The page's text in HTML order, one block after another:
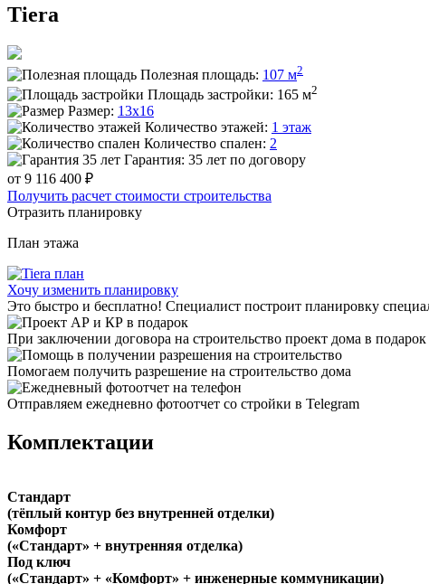
Tiera
Полезная площадь: 107 м2
Площадь застройки: 165 м2
Размер: 13x16
Количество этажей: 1 этаж
Количество спален: 2
Гарантия: 35 лет по договору
от 9 116 400 ₽
Получить расчет стоимости строительства
Отразить планировку
План этажа
Хочу изменить планировку
Это быстро и бесплатно! Специалист построит планировку
При заключении договора на строительство проект дома в подарок
Помогаем получить разрешение на строительство дома
Отправляем ежедневно фотоотчет со стройки в Telegram
Комплектации
Стандарт
(тёплый контур без внутренней отделки)
Комфорт
(«Стандарт» + внутренняя отделка)
Под ключ
(«Стандарт» + «Комфорт» + инженерные коммуникации)